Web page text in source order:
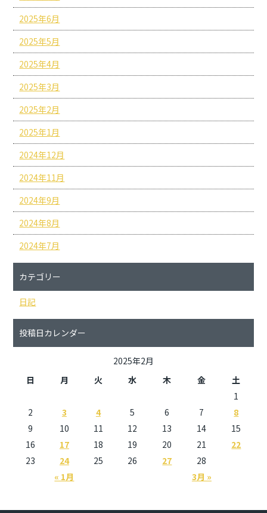
2025年6月
2025年5月
2025年4月
2025年3月
2025年2月
2025年1月
2024年12月
2024年11月
2024年9月
2024年8月
2024年7月
カテゴリー
日記
投稿日カレンダー
2025年2月
日
月 火 水 木 金 土
« 1月 3月 »
1
2
3 4 5 6 7
8
9
10 11 12 13 14
15
16
17 18 19 20 21
22
23
24 25 26 27 28